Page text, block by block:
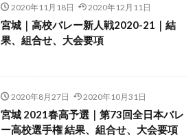
2020年11月18日 2020年12月11日
宮城｜高校バレー新人戦2020-21｜結
果、組合せ、大会要項
2020年8月27日 2020年10月31日
宮城 2021春高予選｜第73回全日本バレ
ー高校選手権 結果、組合せ、大会要項